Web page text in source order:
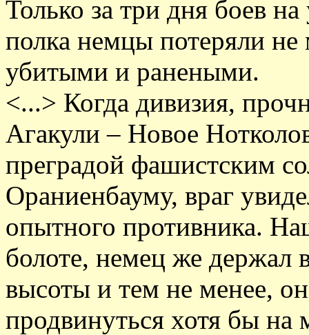
Только за три дня боев
полка немцы потеряли
убитыми и ранеными.
<...> Когда дивизия,
Агакули – Новое
преградой фашистским
Ораниенбауму, враг
опытного противника.
болоте, немец же держал
высоты и тем не менее,
продвинуться хотя бы на